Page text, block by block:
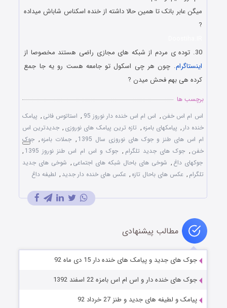
میگن عابر بانک تا همین حالا داشته از خنده اسکناس شاباش میداده
?
30. توده ی مردم از شبکه های مجازی راضی هستند مخصوصا از
اینستاگرام. چون هر چی اسکول تو جامعه هست رو یه جا جمع
کرده هی بهم فحش میدن ?
برچسب ها
اس ام اس خفن , اس ام اس خنده دار نوروز 95 , استاتوس فانی , پیامک
خنده دار , پیامکهای بامزه , تازه ترین پیامک های نوروزی , جدیدترین اس
ام اس های طنز و جوک های نوروزی سال 1395
, جملات بامزه , جوک
خفن , جوک های جدید تلگرام , جوک و اس ام اس طنز نوروز 1395
,
جوکهای داغ , شوخی های باحال شبکه های اجتماعی , شوخی های جدید
تلگرام , عکس های باحال تازه , عکس های خنده دار جدید , لطیفه داغ
مطالب پیشنهادی
جوک های جدید و پیامک های خنده دار 15 دی ماه 92
جوک های خنده دار و اس ام اس بامزه 22 اسفند 1392
پیامک و لطیفه های جدید و طنز 27 خرداد 92